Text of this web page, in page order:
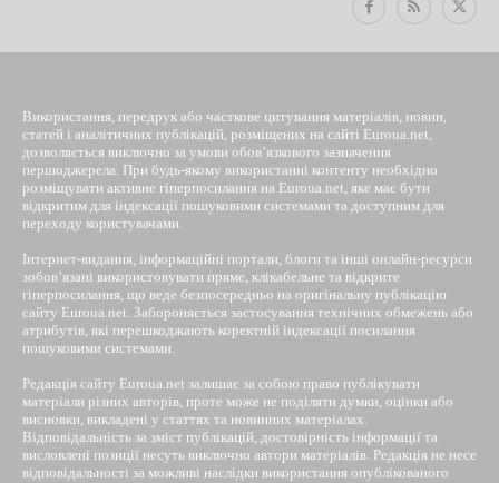
Використання, передрук або часткове цитування матеріалів, новин,
статей і аналітичних публікацій, розміщених на сайті Euroua.net,
дозволяється виключно за умови обов’язкового зазначення
першоджерела. При будь-якому використанні контенту необхідно
розміщувати активне гіперпосилання на Euroua.net, яке має бути
відкритим для індексації пошуковими системами та доступним для
переходу користувачами.
Інтернет-видання, інформаційні портали, блоги та інші онлайн-ресурси
зобов’язані використовувати пряме, клікабельне та відкрите
гіперпосилання, що веде безпосередньо на оригінальну публікацію
сайту Euroua.net. Забороняється застосування технічних обмежень або
атрибутів, які перешкоджають коректній індексації посилання
пошуковими системами.
Редакція сайту Euroua.net залишає за собою право публікувати
матеріали різних авторів, проте може не поділяти думки, оцінки або
висновки, викладені у статтях та новинних матеріалах.
Відповідальність за зміст публікацій, достовірність інформації та
висловлені позиції несуть виключно автори матеріалів. Редакція не несе
відповідальності за можливі наслідки використання опублікованого